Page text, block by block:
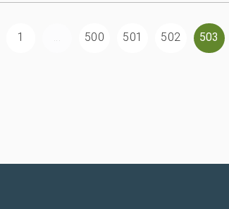
1 ... 500 501 502 503